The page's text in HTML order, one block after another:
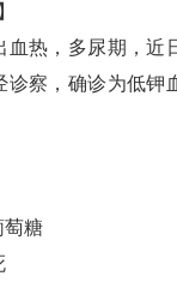
】
血热，多尿期，近
诊察，确诊为低钾
萄糖